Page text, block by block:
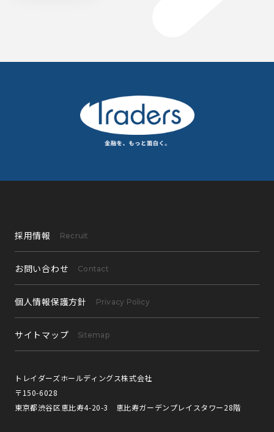
トレイダーズホールディングス株式会社
〒150-6028
東京都渋谷区恵比寿4-20-3 恵比寿ガーデンプレイスタワー28階
採用情報 Recruit
お問い合わせ Contact
個人情報保護方針 Privacy Policy
サイトマップ Sitemap